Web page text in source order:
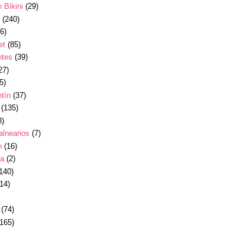
Bikini (29)
(240)
(85)
(39)
(37)
(135)
(7)
(16)
(2)
(74)